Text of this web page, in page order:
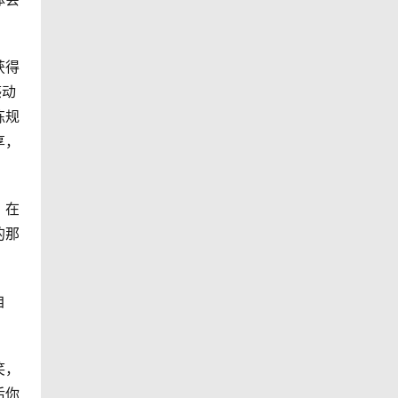
得
规
在
那
你